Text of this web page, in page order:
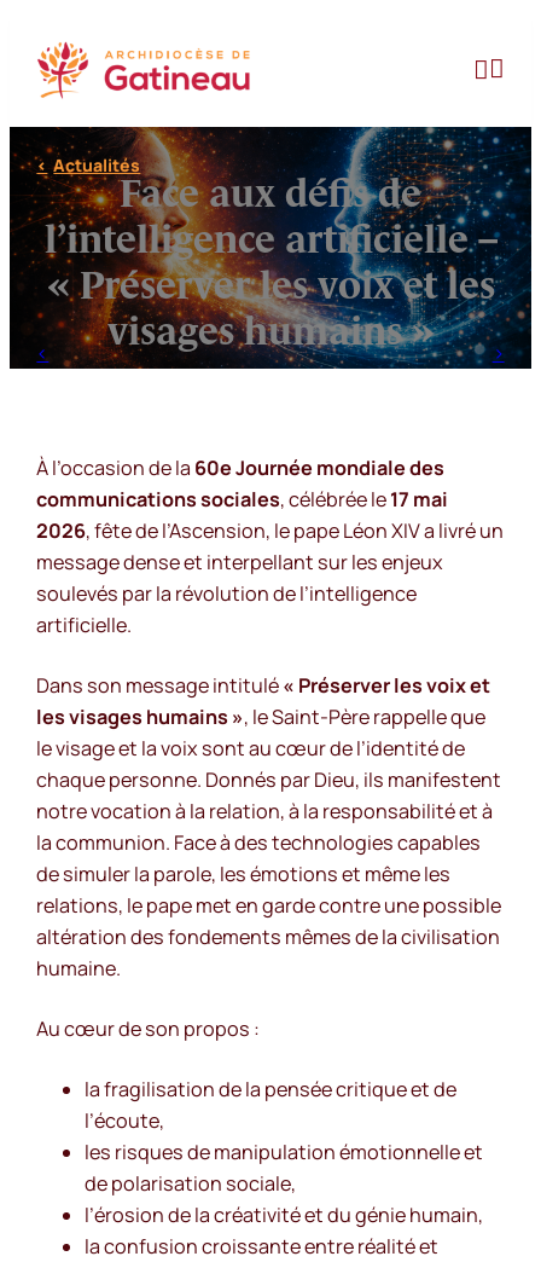
contenu

Actualités
Face aux défis de
l’intelligence artificielle –
« Préserver les voix et les
visages humains »
À l’occasion de la 60e Journée mondiale des
communications sociales, célébrée le17 mai
2026, fête de l’Ascension, le pape Léon XIV a livré un
message dense et interpellant sur les enjeux
soulevés par la révolution de l’intelligence
artificielle.
Dans son message intitulé« Préserver les voix et
les visages humains », le Saint-Père rappelle que
le visage et la voix sont au cœur de l’identité de
chaque personne. Donnés par Dieu, ils manifestent
notre vocation à la relation, à la responsabilité et à
la communion. Face à des technologies capables
de simuler la parole, les émotions et même les
relations, le pape met en garde contre une possible
altération des fondements mêmes de la civilisation
humaine.
Au cœur de son propos :
la fragilisation de la pensée critique et de
l’écoute,
les risques de manipulation émotionnelle et
de polarisation sociale,
l’érosion de la créativité et du génie humain,
la confusion croissante entre réalité et